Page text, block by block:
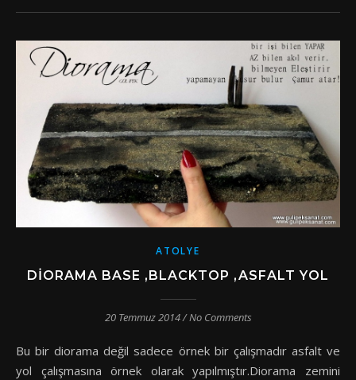
ATOLYE
DIORAMA BASE ,BLACKTOP ,ASFALT YOL
20 Temmuz 2014/No Comments
Bu bir diorama değil sadece örnek bir çalışmadır asfalt ve
yol çalışmasına örnek olarak yapılmıştır.Diorama zemini